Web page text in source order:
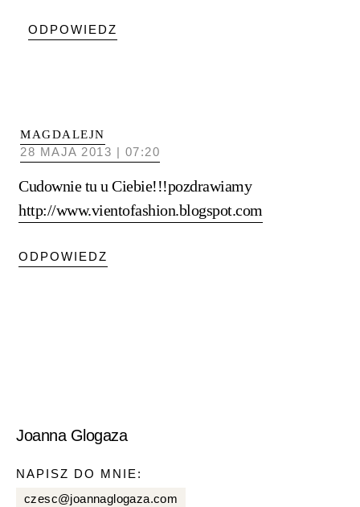
ODPOWIEDZ
MAGDALEJN
28 MAJA 2013 | 07:20
Cudownie tu u Ciebie!!!pozdrawiamy
http://www.vientofashion.blogspot.com
ODPOWIEDZ
Joanna Glogaza
NAPISZ DO MNIE:
czesc@joannaglogaza.com